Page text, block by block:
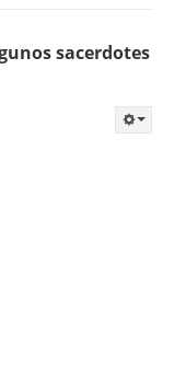
sacerdotes